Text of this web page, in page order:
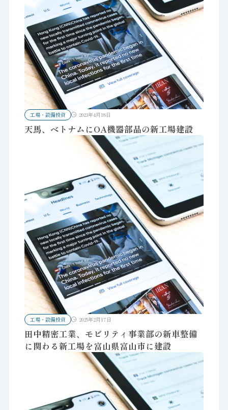
工場・設備投資 2023年4月18日
天馬、ベトナムにOA機器部品の新工場建設
工場・設備投資 2025年2月17日
田中精密工業、モビリティ事業部の新車整備
に関わる新工場を富山県富山市に建設